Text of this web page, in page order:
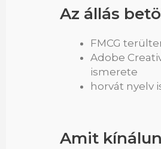
Az állás
FMCG
Adobe
ismerete
horvát nyelv
Amit